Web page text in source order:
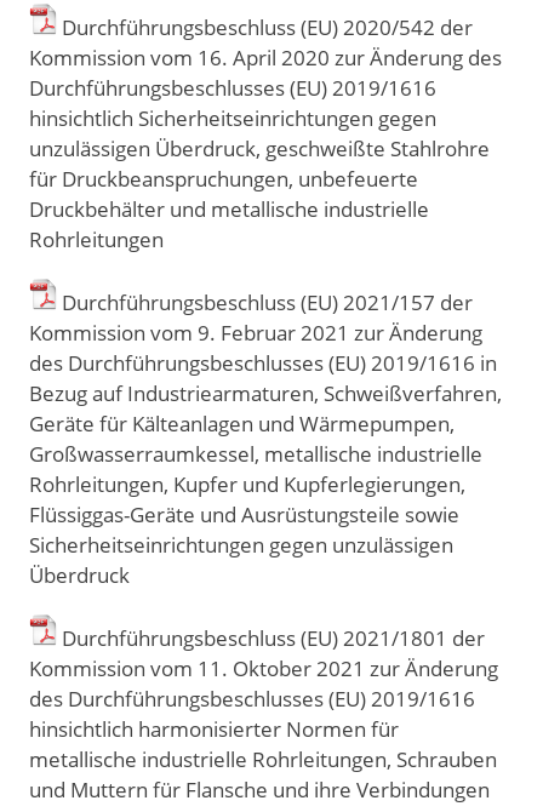
Durchführungsbeschluss (EU) 2020/542 der
Kommission vom 16. April 2020 zur Änderung des
Durchführungsbeschlusses (EU) 2019/1616
hinsichtlich Sicherheitseinrichtungen gegen
unzulässigen Überdruck, geschweißte Stahlrohre
für Druckbeanspruchungen, unbefeuerte
Druckbehälter und metallische industrielle
Rohrleitungen
Durchführungsbeschluss (EU) 2021/157 der
Kommission vom 9. Februar 2021 zur Änderung
des Durchführungsbeschlusses (EU) 2019/1616 in
Bezug auf Industriearmaturen, Schweißverfahren,
Geräte für Kälteanlagen und Wärmepumpen,
Großwasserraumkessel, metallische industrielle
Rohrleitungen, Kupfer und Kupferlegierungen,
Flüssiggas-Geräte und Ausrüstungsteile sowie
Sicherheitseinrichtungen gegen unzulässigen
Überdruck
Durchführungsbeschluss (EU) 2021/1801 der
Kommission vom 11. Oktober 2021 zur Änderung
des Durchführungsbeschlusses (EU) 2019/1616
hinsichtlich harmonisierter Normen für
metallische industrielle Rohrleitungen, Schrauben
und Muttern für Flansche und ihre Verbindungen